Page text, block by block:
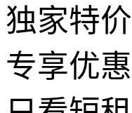
独家特价
专享优惠